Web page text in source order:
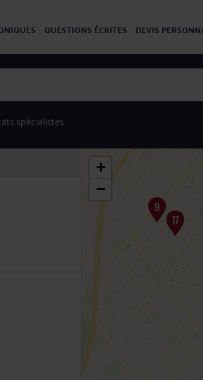
QUESTIONS ÉCRITES DEVIS
spécialistes
+
−